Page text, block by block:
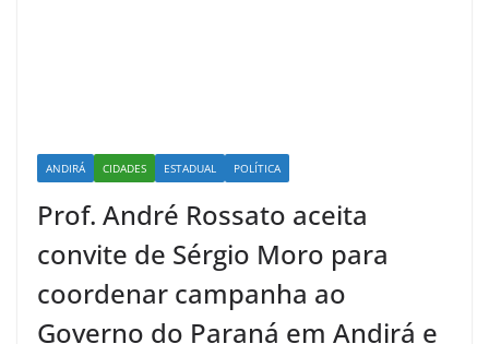
ANDIRÁ CIDADES ESTADUAL POLÍTICA
Prof. André Rossato aceita
convite de Sérgio Moro para
coordenar campanha ao
Governo do Paraná em Andirá e